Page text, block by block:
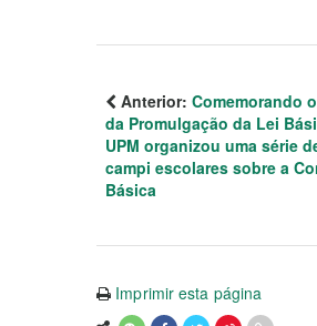
Anterior: Comemorando
da Promulgação da Lei
UPM organizou uma série
campi escolares sobre a
Básica
Imprimir esta página